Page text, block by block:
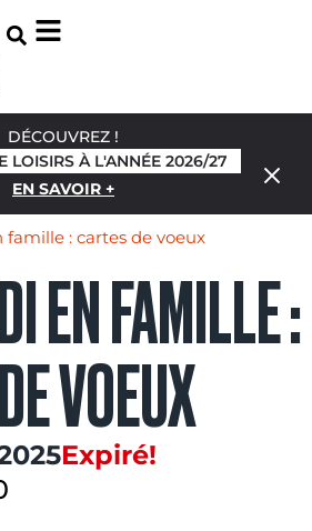
DÉCOUVREZ !
LOISIRS À L'ANNÉE 2026/27
EN SAVOIR +
famille : cartes de voeux
EN FAMILLE :
VOEUX
Expiré!